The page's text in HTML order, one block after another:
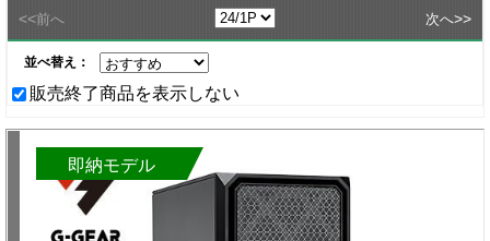
<<前へ 次へ>>
並べ替え：
販売終了商品を表示しない
即納モデル